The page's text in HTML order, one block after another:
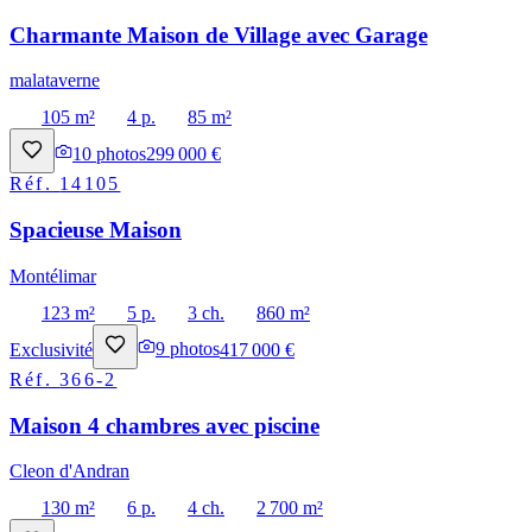
Charmante Maison de Village avec Garage
malataverne
105 m²
4 p.
85 m²
10 photos299 000 €
Réf. 14105
Spacieuse Maison
Montélimar
123 m²
5 p. 3 ch.
860 m²
Exclusivité
9 photos417 000 €
Réf.366-2
Maison 4 chambres avec piscine
Cleon d'Andran
130 m²
6 p. 4 ch.
2 700 m²